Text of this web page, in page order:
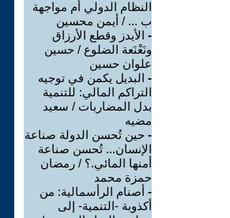
النظام الدولي أم مواجهة
ب ... / أيمن محسين
- الأيدز وقطع الأرزاق
ونَعْنَعة الضلوع / حسين
علوان حسين
- البديل يكمن في توجيه
التراكم المالي: للتنمية
بدل المضاربات / سعيد
مضيه
- حين تُحسن الدولة صناعة
الإنسان... تُحسن صناعة
أمنها المائي.؟ / رمضان
حمزة محمد
- أصنام الرأسمالية: من
أكذوبة -التنمية- إلى